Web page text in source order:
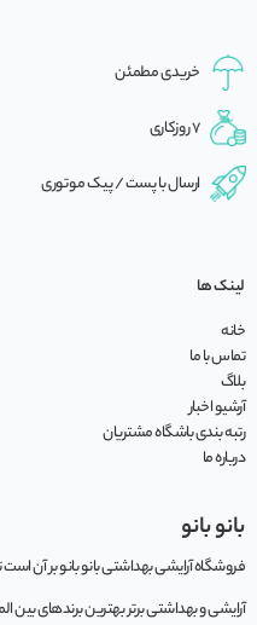
خریدی مطمئن
7 روزکاری
ارسال با پست / پیک موتوری
لینک ها
خانه
تماس با ما
بلاگ
آرشیو اخبار
رتبه بندی باشگاه مشتریان
درباره ما
بانو بانو
فروشگاه آرایشی بهداشتی بانو بانو بر آن
آرایشی و بهداشتی برتر بهترین برندهای بین